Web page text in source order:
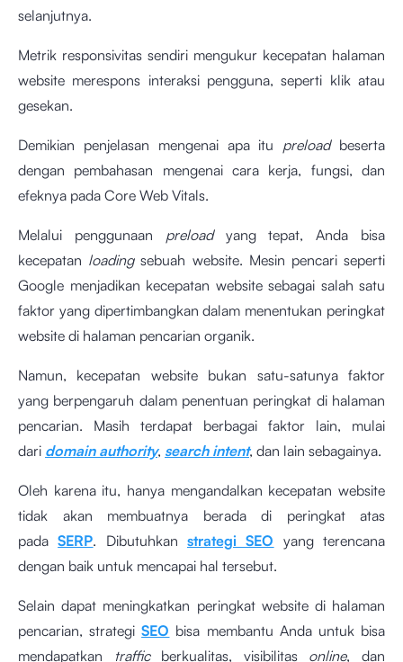
selanjutnya.
Metrik responsivitas sendiri mengukur kecepatan halaman
website merespons interaksi pengguna, seperti klik atau
gesekan.
Demikian penjelasan mengenai apa itu preloadbeserta
dengan pembahasan mengenai cara kerja, fungsi, dan
efeknya pada Core Web Vitals.
Melalui penggunaan preload yang tepat, Anda bisa
kecepatan loadingsebuah website. Mesin pencari seperti
Google menjadikan kecepatan website sebagai salah satu
faktor yang dipertimbangkan dalam menentukan peringkat
website di halaman pencarian organik.
Namun, kecepatan website bukan satu-satunya faktor
yang berpengaruh dalam penentuan peringkat di halaman
pencarian. Masih terdapat berbagai faktor lain, mulai
dari domain authority, search intent, dan lain sebagainya.
Oleh karena itu, hanya mengandalkan kecepatan website
tidak akan membuatnya berada di peringkat atas
padaSERP. Dibutuhkanstrategi SEO yang terencana
dengan baik untuk mencapai hal tersebut.
Selain dapat meningkatkan peringkat website di halaman
pencarian, strategiSEO bisa membantu Anda untuk bisa
mendapatkan
traffic berkualitas, visibilitas online, dan